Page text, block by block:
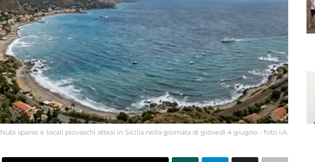
Nubi sparse e locali piovaschi attesi in Sicilia nella giornata di giovedì 4 giugno - foto I.A.